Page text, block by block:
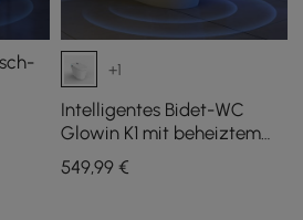
+1
Intelligentes Bidet-WC
Glowin K1 mit beheiztem
Sitz und hinterer
Umgebungsbeleuchtung
549,99€